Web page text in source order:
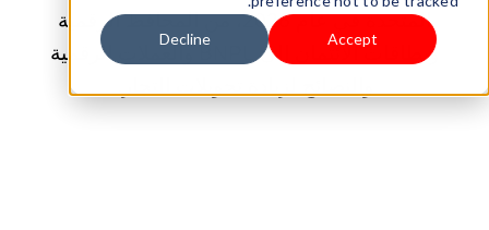
Accept
Decline
المتحدة في عام 2026، من المحافظ الرقمية
وبطاقات الائتمان إلى BNPL والعملات الرقمية